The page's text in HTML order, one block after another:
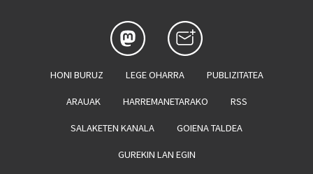
HONI BURUZ LEGE OHARRA PUBLIZITATEA
ARAUAK HARREMANETARAKO RSS
SALAKETEN KANALA GOIENA TALDEA
GUREKIN LAN EGIN